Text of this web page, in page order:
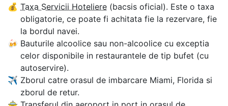
💰 Taxa Servicii Hoteliere (bacsis oficial). Este o taxa
obligatorie, ce poate fi achitata fie la rezervare, fie
la bordul navei.
🍻 Bauturile alcoolice sau non-alcoolice cu exceptia
celor disponibile in restaurantele de tip bufet (cu
autoservire).
✈ Zborul catre orasul de imbarcare Miami, Florida si
zborul de retur.